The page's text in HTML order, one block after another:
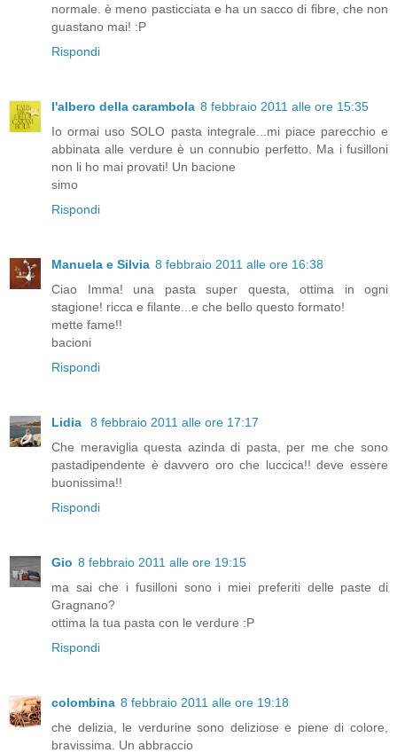
normale. è meno pasticciata e ha un sacco di fibre, che non
guastano mai! :P
Rispondi
l'albero della carambola 8 febbraio 2011 alle ore 15:35
Io ormai uso SOLO pasta integrale...mi piace parecchio e
abbinata alle verdure è un connubio perfetto. Ma i fusilloni
non li ho mai provati! Un bacione
simo
Rispondi
Manuela e Silvia 8 febbraio 2011 alle ore 16:38
Ciao Imma! una pasta super questa, ottima in ogni
stagione! ricca e filante...e che bello questo formato!
mette fame!!
bacioni
Rispondi
Lidia
8 febbraio 2011 alle ore 17:17
Che meraviglia questa azinda di pasta, per me che sono
pastadipendente è davvero oro che luccica!! deve essere
buonissima!!
Rispondi
Gio 8 febbraio 2011 alle ore 19:15
ma sai che i fusilloni sono i miei preferiti delle paste di
Gragnano?
ottima la tua pasta con le verdure :P
Rispondi
colombina 8 febbraio 2011 alle ore 19:18
che delizia, le verdurine sono deliziose e piene di colore,
bravissima. Un abbraccio